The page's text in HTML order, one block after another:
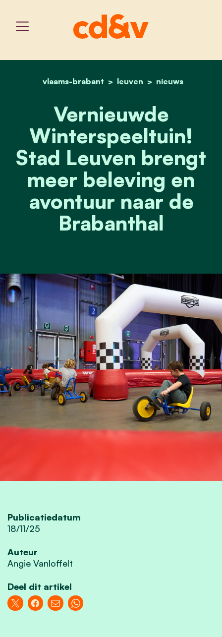
home
vlaams-brabant leuven nieuws
vernieuwde
Vernieuwde
Winterspeeltuin!
Stad Leuven brengt
meer beleving en
avontuur naar de
Brabanthal
Publicatiedatum
18/11/25
Auteur
Angie Vanloffelt
Deel dit artikel